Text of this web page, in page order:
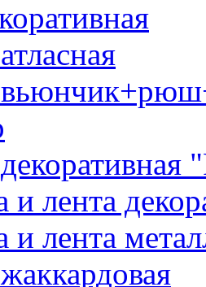
и лента
и лента